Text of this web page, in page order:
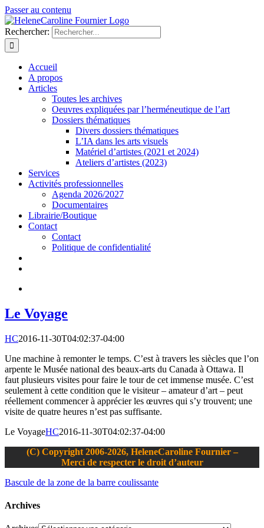
Passer au contenu
Rechercher:
Accueil
A propos
Articles
Toutes les archives
Oeuvres expliquées par l’herméneutique de l’art
Dossiers thématiques
Divers dossiers thématiques
L’IA dans les arts visuels
Matériel d’artistes (2021 et 2024)
Ateliers d’artistes (2023)
Services
Activités professionnelles
Agenda 2026/2027
Documentaires
Librairie/Boutique
Contact
Contact
Politique de confidentialité
Le Voyage
HC2016-11-30T04:02:37-04:00
Une machine à remonter le temps. C’est à travers les siècles que l’on
arpente le Musée national des beaux-arts du Canada à Ottawa. Il
faut plusieurs visites pour faire le tour de cet immense musée. C’est
seulement à cette condition que le visiteur – amateur d’art – peut
réellement commencer à apprécier les œuvres qui s’y trouvent; une
visite de quatre heures n’est pas suffisante.
Le VoyageHC2016-11-30T04:02:37-04:00
(C) Copyright 2006-2026, HeleneCaroline Fournier –
Merci de respecter le droit d’auteur
Bascule de la zone de la barre coulissante
Archives